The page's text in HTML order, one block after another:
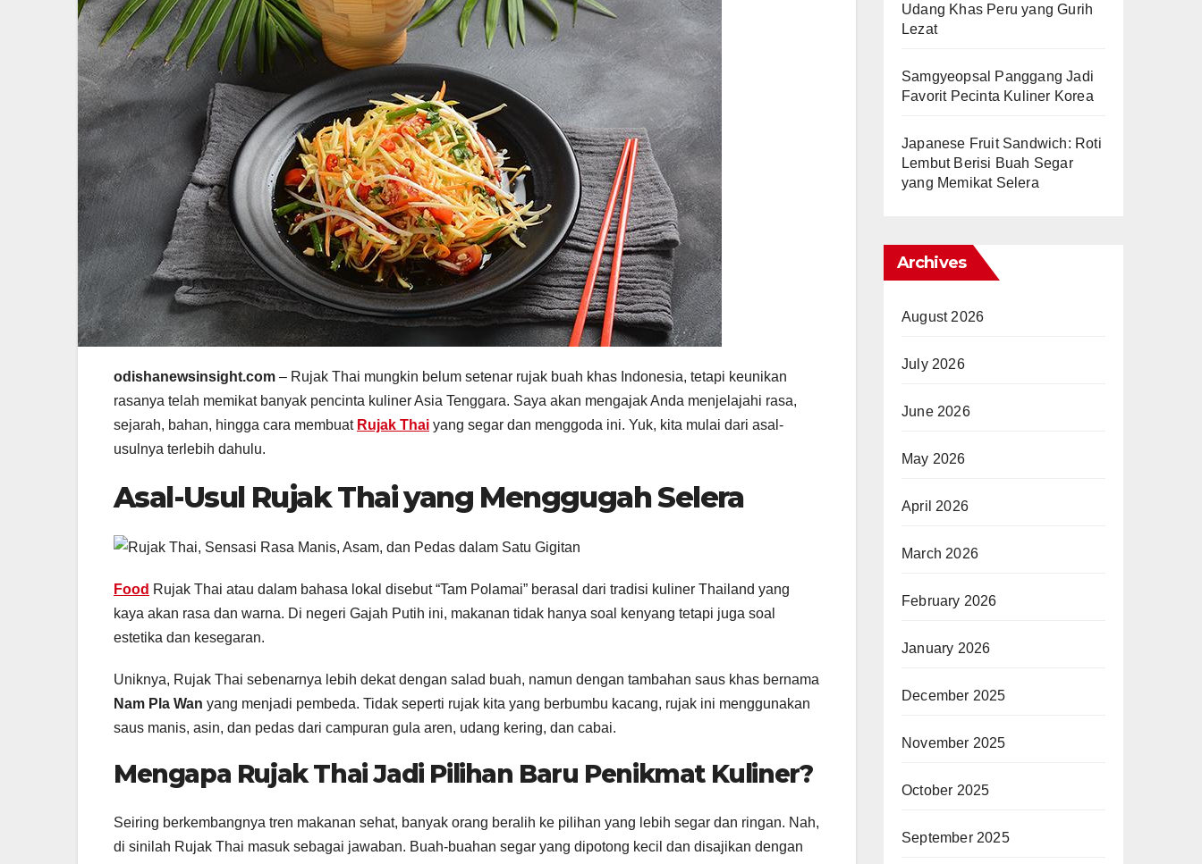
odishanewsinsight.com – Rujak Thai mungkin belum setenar rujak buah khas Indonesia, tetapi keunikan
rasanya telah memikat banyak pencinta kuliner Asia Tenggara. Saya akan mengajak Anda menjelajahi rasa,
sejarah, bahan, hingga cara membuat Rujak Thai yang segar dan menggoda ini. Yuk, kita mulai dari asal-
usulnya terlebih dahulu.
Asal-Usul Rujak Thai yang Menggugah Selera
Food Rujak Thai atau dalam bahasa lokal disebut “Tam Polamai” berasal dari tradisi kuliner Thailand yang
kaya akan rasa dan warna. Di negeri Gajah Putih ini, makanan tidak hanya soal kenyang tetapi juga soal
estetika dan kesegaran.
Uniknya, Rujak Thai sebenarnya lebih dekat dengan salad buah, namun dengan tambahan saus khas bernama
Nam Pla Wan yang menjadi pembeda. Tidak seperti rujak kita yang berbumbu kacang, rujak ini menggunakan
saus manis, asin, dan pedas dari campuran gula aren, udang kering, dan cabai.
Mengapa Rujak Thai Jadi Pilihan Baru Penikmat Kuliner?
Seiring berkembangnya tren makanan sehat, banyak orang beralih ke pilihan yang lebih segar dan ringan. Nah,
di sinilah Rujak Thai masuk sebagai jawaban. Buah-buahan segar yang dipotong kecil dan disajikan dengan
Udang Khas Peru yang Gurih
Lezat
Samgyeopsal Panggang Jadi
Favorit Pecinta Kuliner Korea
Japanese Fruit Sandwich: Roti
Lembut Berisi Buah Segar
yang Memikat Selera
Archives
August 2026
July 2026
June 2026
May 2026
April 2026
March 2026
February 2026
January 2026
December 2025
November 2025
October 2025
September 2025